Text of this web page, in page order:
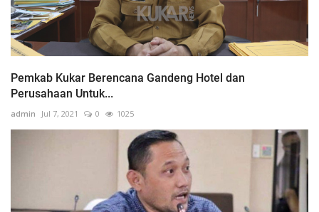
Pemkab Kukar Berencana Gandeng Hotel dan
Perusahaan Untuk...
admin Jul 7, 2021 0 1025